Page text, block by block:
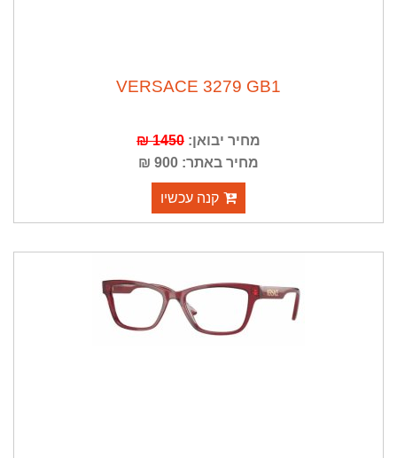
VERSACE 3279 GB1
מחיר יבואן: 1450 ₪
מחיר באתר: 900 ₪
קנה עכשיו